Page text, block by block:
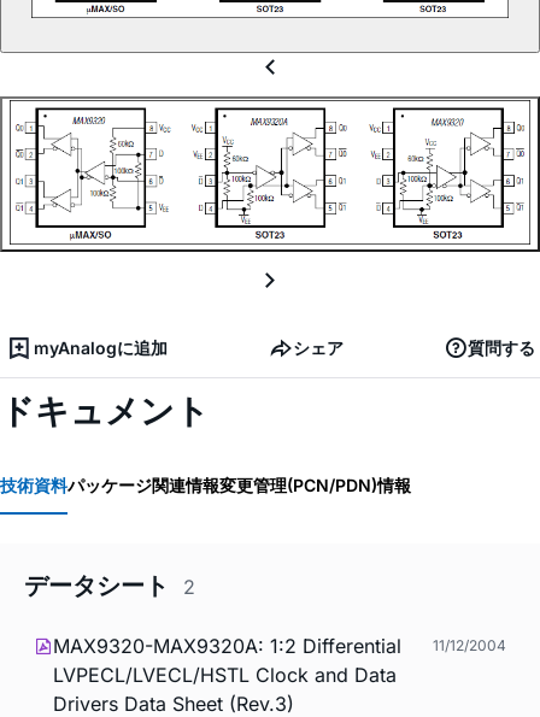
myAnalogに追加 シェア 質問する
ドキュメント
技術資料パッケージ関連情報変更管理(PCN/PDN)情報
データシート 2
MAX9320-MAX9320A: 1:2 Differential
LVPECL/LVECL/HSTL Clock and Data
Drivers Data Sheet (Rev.3)
11/12/2004